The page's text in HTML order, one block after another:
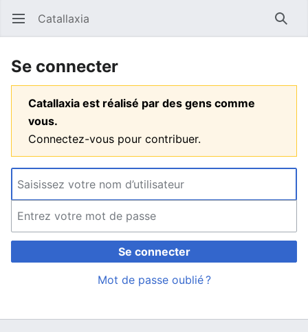
Ouvrir le menu principal Catallaxia
Se connecter
Catallaxia est réalisé par des gens comme
vous.
Connectez-vous pour contribuer.
Se connecter
Mot de passe oublié ?